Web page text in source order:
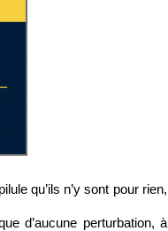
qu’ils n’y sont pour rien,
d’aucune perturbation, à